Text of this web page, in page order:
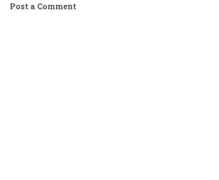
Post a Comment